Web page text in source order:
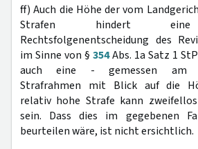
ff) Auch die Höhe der vom
Strafen hindert
Rechtsfolgenentscheidung des
im Sinne von § 354Abs. 1a Satz 1
auch eine - gemessen am
Strafrahmen mit Blick auf die
relativ hohe Strafe kann zweifellos
sein. Dass dies im gegebenen
beurteilen wäre, ist nicht ersichtlich.